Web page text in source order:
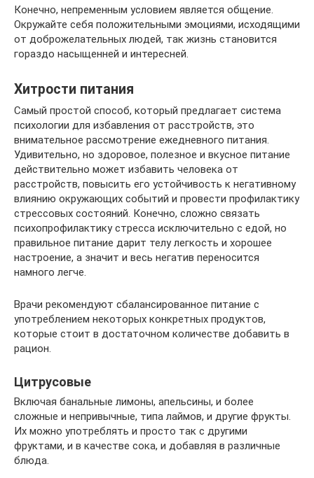
Конечно, непременным условием является общение.
Окружайте себя положительными эмоциями, исходящими
от доброжелательных людей, так жизнь становится
гораздо насыщенней и интересней.
Хитрости питания
Самый простой способ, который предлагает система
психологии для избавления от расстройств, это
внимательное рассмотрение ежедневного питания.
Удивительно, но здоровое, полезное и вкусное питание
действительно может избавить человека от
расстройств, повысить его устойчивость к негативному
влиянию окружающих событий и провести профилактику
стрессовых состояний. Конечно, сложно связать
психопрофилактику стресса исключительно с едой, но
правильное питание дарит телу легкость и хорошее
настроение, а значит и весь негатив переносится
намного легче.
Врачи рекомендуют сбалансированное питание с
употреблением некоторых конкретных продуктов,
которые стоит в достаточном количестве добавить в
рацион.
Цитрусовые
Включая банальные лимоны, апельсины, и более
сложные и непривычные, типа лаймов, и другие фрукты.
Их можно употреблять и просто так с другими
фруктами, и в качестве сока, и добавляя в различные
блюда.